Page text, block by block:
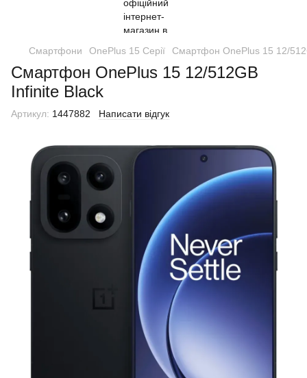
Смартфони OnePlus 15 Серії Смартфон OnePlus 15 12/
Смартфон OnePlus 15 12/512GB
Infinite Black
Артикул: 1447882 Написати відгук